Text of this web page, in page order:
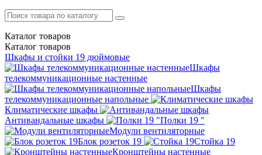
Каталог товаров
Каталог товаров
Шкафы и стойки 19 дюймовые
Шкафы
телекоммуникационные настенные
Шкафы
телекоммуникационные напольные
Климатические шкафы
Антивандальные шкафы
Полки 19 "
Модули вентиляторные
Блок розеток 19
Стойка 19
Кронштейны настенные